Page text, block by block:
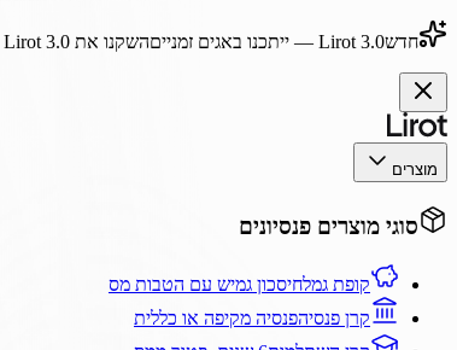
חדשLirot 3.0 — ייתכנו באגים זמנייםהשקנו את Lirot 3.0
מוצרים
סוגי מוצרים פנסיונים
קופת גמלחיסכון גמיש עם הטבות מס
קרן פנסיהפנסיה מקיפה או כללית